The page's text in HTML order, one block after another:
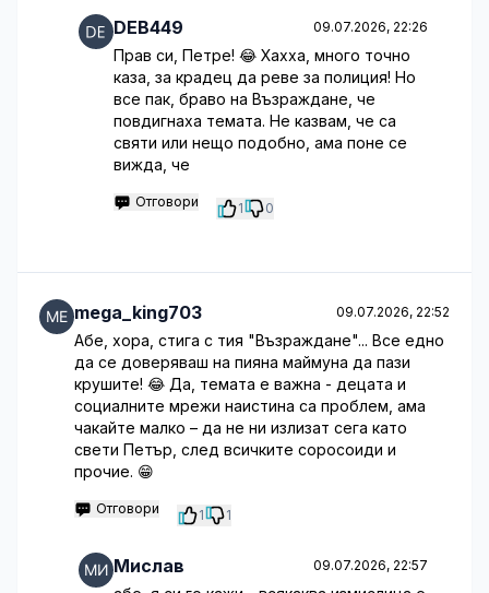
DEB449 09.07.2026, 22:26
Прав си, Петре! 😂 Хахха, много точно
каза, за крадец да реве за полиция! Но
все пак, браво на Възраждане, че
повдигнаха темата. Не казвам, че са
святи или нещо подобно, ама поне се
вижда, че
Отговори 1 0
mega_king703 09.07.2026, 22:52
Абе, хора, стига с тия "Възраждане"... Все едно
да се доверяваш на пияна маймуна да пази
крушите! 😂 Да, темата е важна - децата и
социалните мрежи наистина са проблем, ама
чакайте малко – да не ни излизат сега като
свети Петър, след всичките соросоиди и
прочие. 😁
Отговори 1 1
Мислав 09.07.2026, 22:57